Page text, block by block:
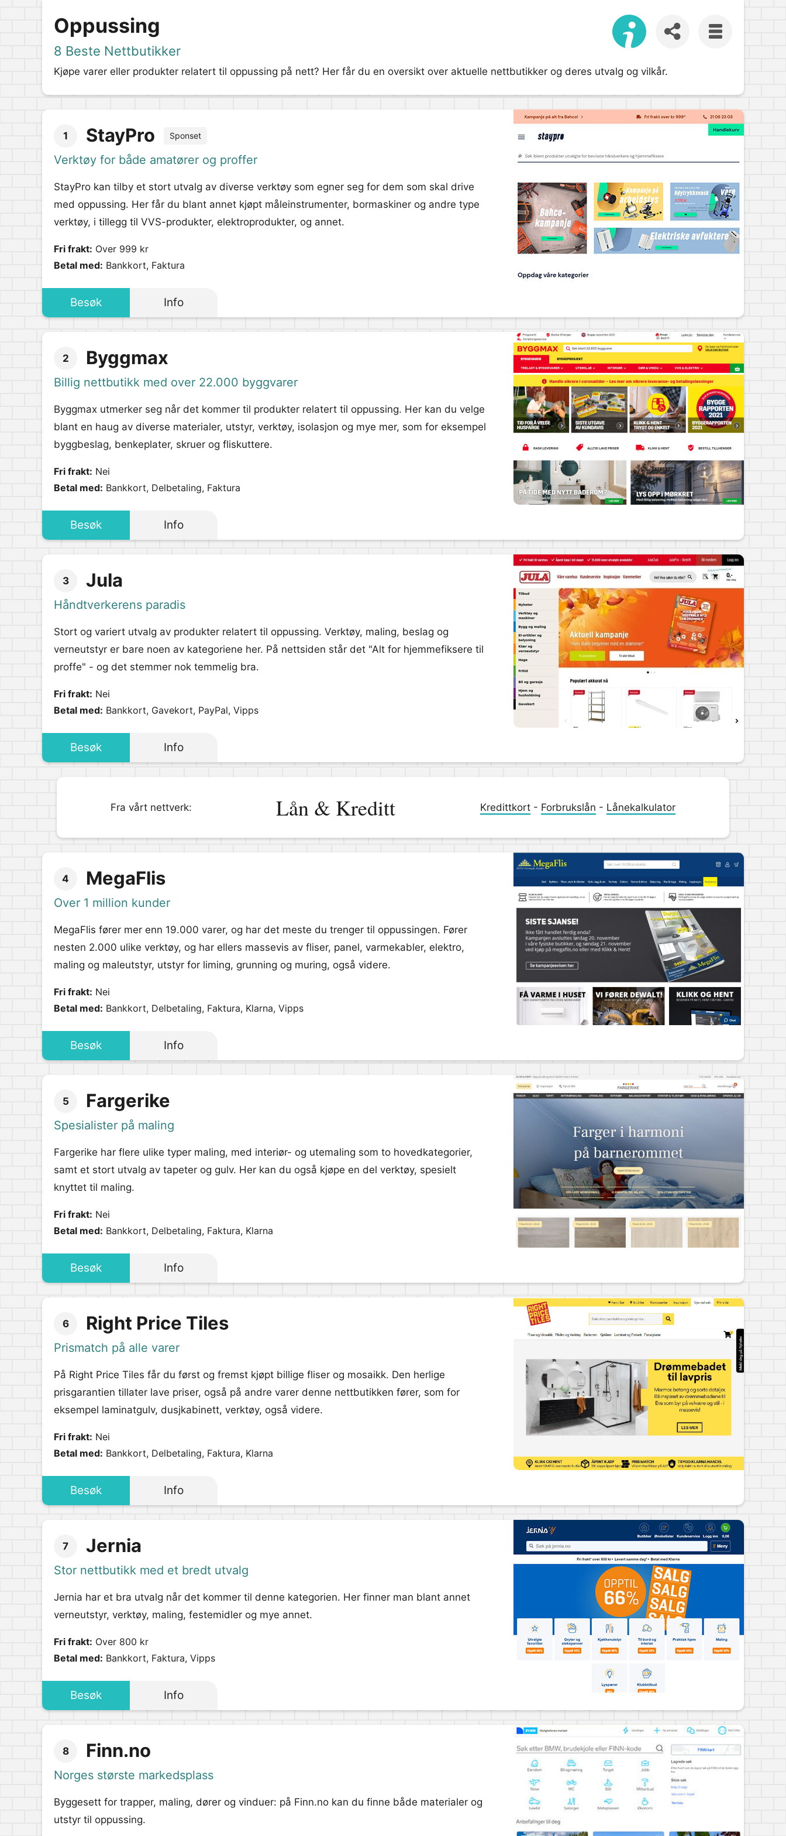
Oppussing
8 Beste Nettbutikker
Kjøpe varer eller produkter relatert til oppussing på nett? Her får du en oversikt over aktuelle nettbutikker og deres utvalg og vilkår.
1 StayPro Sponset
Verktøy for både amatører og proffer
StayPro kan tilby et stort utvalg av diverse verktøy som egner seg for dem som skal drive
med oppussing. Her får du blant annet kjøpt måleinstrumenter, bormaskiner og andre type
verktøy, i tillegg til VVS-produkter, elektroprodukter, og annet.
Fri frakt: Over 999 kr
Betal med: Bankkort, Faktura
Besøk Info
2 Byggmax
Billig nettbutikk med over 22.000 byggvarer
Byggmax utmerker seg når det kommer til produkter relatert til oppussing. Her kan du velge
blant en haug av diverse materialer, utstyr, verktøy, isolasjon og mye mer, som for eksempel
byggbeslag, benkeplater, skruer og fliskuttere.
Fri frakt: Nei
Betal med: Bankkort, Delbetaling, Faktura
Besøk Info
3 Jula
Håndtverkerens paradis
Stort og variert utvalg av produkter relatert til oppussing. Verktøy, maling, beslag og
verneutstyr er bare noen av kategoriene her. På nettsiden står det "Alt for hjemmefiksere til
proffe" - og det stemmer nok temmelig bra.
Fri frakt: Nei
Betal med: Bankkort, Gavekort, PayPal, Vipps
Besøk Info
Fra vårt nettverk: Lån & Kreditt Kredittkort- Forbrukslån - Lånekalkulator
4 MegaFlis
Over 1 million kunder
MegaFlis fører mer enn 19.000 varer, og har det meste du trenger til oppussingen. Fører
nesten 2.000 ulike verktøy, og har ellers massevis av fliser, panel, varmekabler, elektro,
maling og maleutstyr, utstyr for liming, grunning og muring, også videre.
Fri frakt: Nei
Betal med: Bankkort, Delbetaling, Faktura, Klarna, Vipps
Besøk Info
5 Fargerike
Spesialister på maling
Fargerike har flere ulike typer maling, med interiør- og utemaling som to hovedkategorier,
samt et stort utvalg av tapeter og gulv. Her kan du også kjøpe en del verktøy, spesielt
knyttet til maling.
Fri frakt: Nei
Betal med: Bankkort, Delbetaling, Faktura, Klarna
Besøk Info
6 Right Price Tiles
Prismatch på alle varer
På Right Price Tiles får du først og fremst kjøpt billige fliser og mosaikk. Den herlige
prisgarantien tillater lave priser, også på andre varer denne nettbutikken fører, som for
eksempel laminatgulv, dusjkabinett, verktøy, også videre.
Fri frakt: Nei
Betal med: Bankkort, Delbetaling, Faktura, Klarna
Besøk Info
7 Jernia
Stor nettbutikk med et bredt utvalg
Jernia har et bra utvalg når det kommer til denne kategorien. Her finner man blant annet
verneutstyr, verktøy, maling, festemidler og mye annet.
Fri frakt: Over 800 kr
Betal med: Bankkort, Faktura, Vipps
Besøk Info
8 Finn.no
Norges største markedsplass
Byggesett for trapper, maling, dører og vinduer: på Finn.no kan du finne både materialer og
utstyr til oppussing.